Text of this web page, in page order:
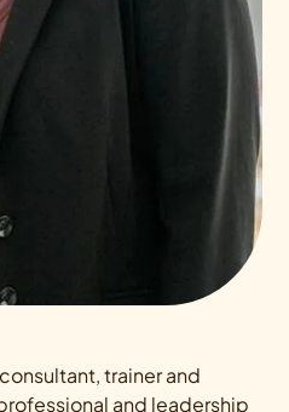
trainer and
and leadership